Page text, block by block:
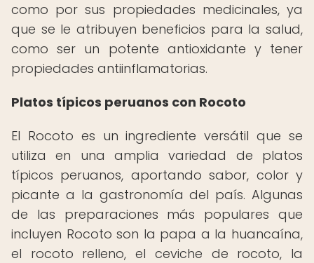
como por sus propiedades medicinales, ya
que se le atribuyen beneficios para la salud,
como ser un potente antioxidante y tener
propiedades antiinflamatorias.
Platos típicos peruanos con Rocoto
El Rocoto es un ingrediente versátil que se
utiliza en una amplia variedad de platos
típicos peruanos, aportando sabor, color y
picante a la gastronomía del país. Algunas
de las preparaciones más populares que
incluyen Rocoto son la papa a la huancaína,
el rocoto relleno, el ceviche de rocoto, la